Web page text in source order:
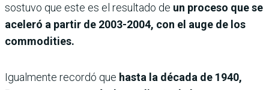
sostuvo que este es el resultado de un proceso que se
aceleró a partir de 2003-2004, con el auge de los
commodities.
Igualmente recordó que hasta la década de 1940,